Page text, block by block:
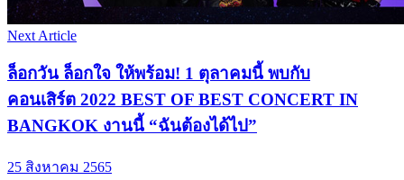
Next Article
ล็อกวัน ล็อกใจ ให้พร้อม! 1 ตุลาคมนี้ พบกับ
คอนเสิร์ต 2022 BEST OF BEST CONCERT IN
BANGKOK งานนี้ “ฉันต้องได้ไป”
25 สิงหาคม 2565